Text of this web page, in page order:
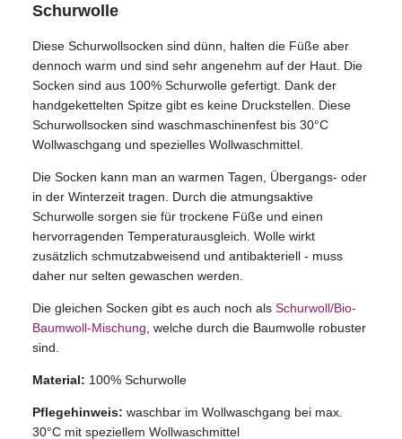
Schurwolle
Diese Schurwollsocken sind dünn, halten die Füße aber
dennoch warm und sind sehr angenehm auf der Haut. Die
Socken sind aus 100% Schurwolle gefertigt. Dank der
handgekettelten Spitze gibt es keine Druckstellen. Diese
Schurwollsocken sind waschmaschinenfest bis 30°C
Wollwaschgang und spezielles Wollwaschmittel.
Die Socken kann man an warmen Tagen, Übergangs- oder
in der Winterzeit tragen. Durch die atmungsaktive
Schurwolle sorgen sie für trockene Füße und einen
hervorragenden Temperaturausgleich. Wolle wirkt
zusätzlich schmutzabweisend und antibakteriell - muss
daher nur selten gewaschen werden.
Die gleichen Socken gibt es auch noch als Schurwoll/Bio-
Baumwoll-Mischung , welche durch die Baumwolle robuster
sind.
Material: 100% Schurwolle
Pflegehinweis: waschbar im Wollwaschgang bei max.
30°C mit speziellem Wollwaschmittel